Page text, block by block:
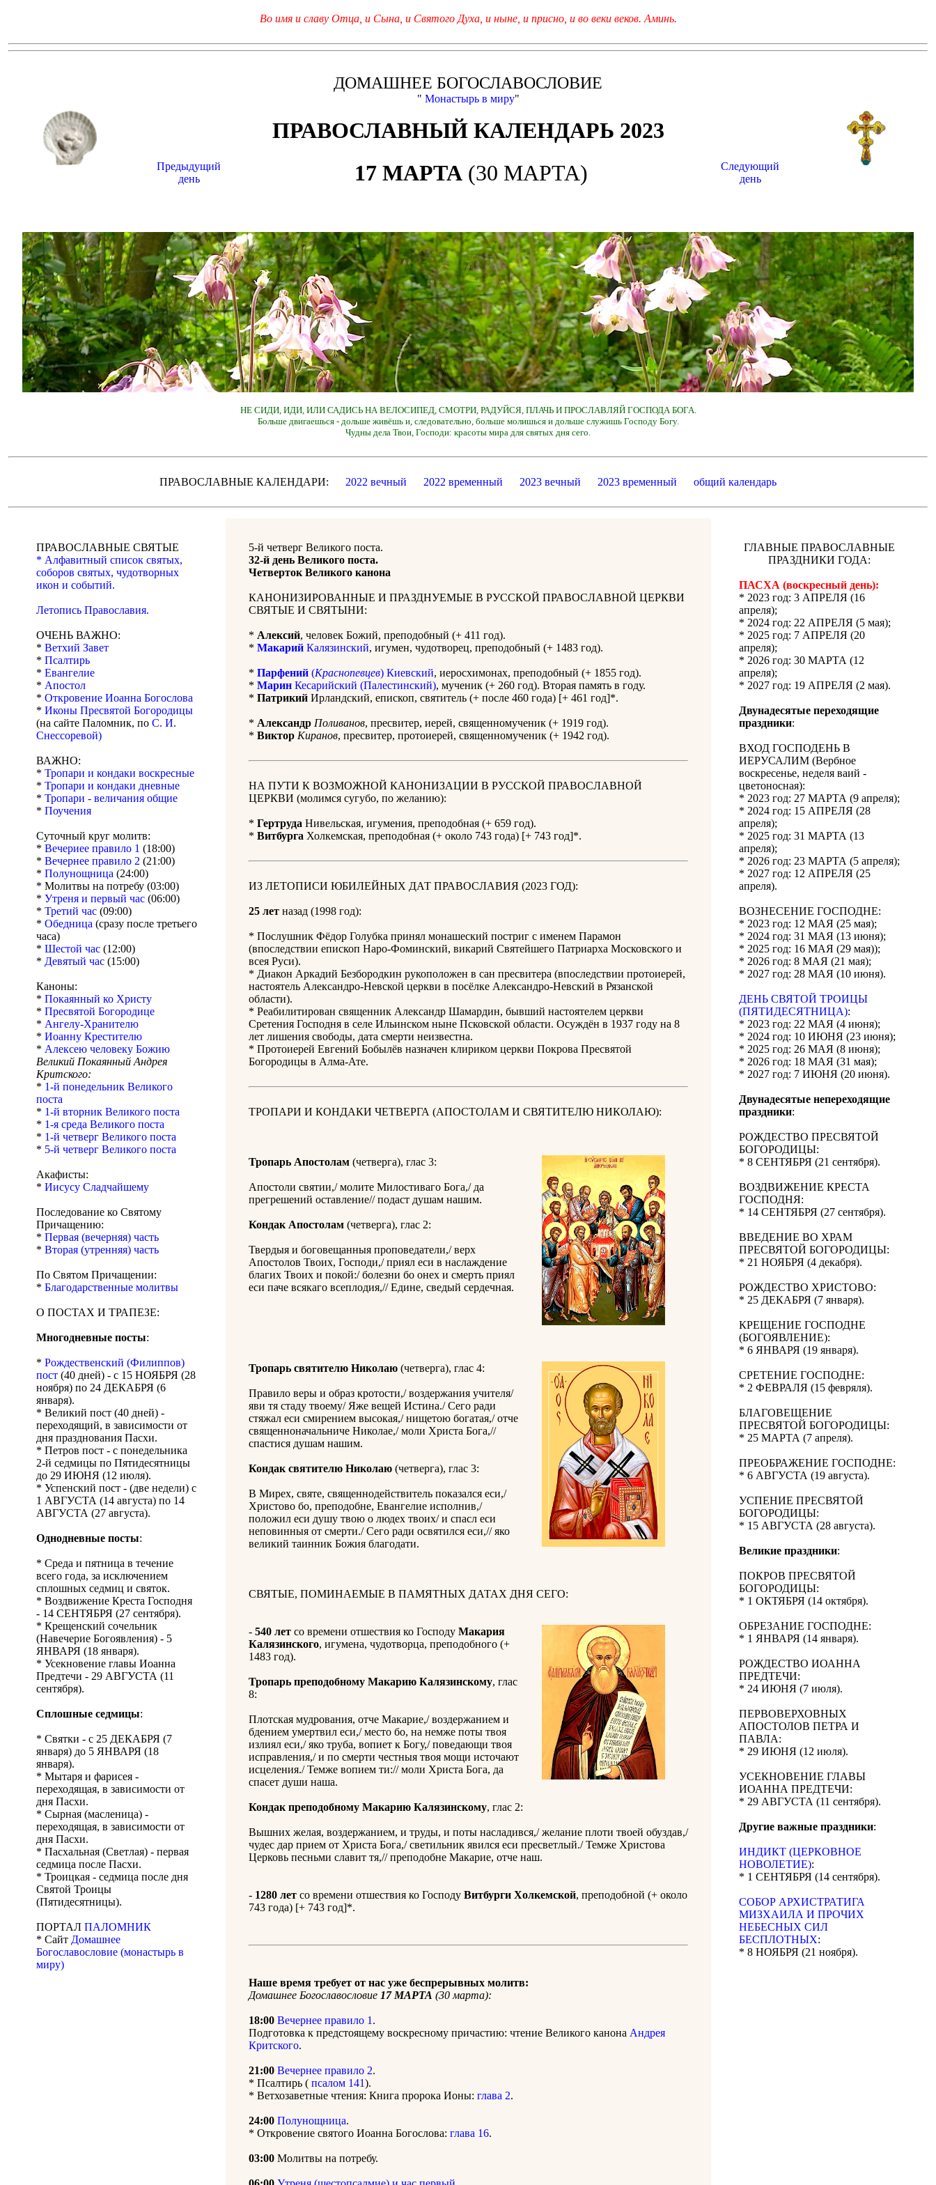
Во имя и славу Отца, и Сына, и Святого Духа, и ныне, и присно, и во веки веков. Аминь.
ДОМАШНЕЕ БОГОСЛАВОСЛОВИЕ
" Монастырь в миру"
ПРАВОСЛАВНЫЙ КАЛЕНДАРЬ 2023
Предыдущий
день
17 МАРТА(30 МАРТА)
Следующий
день
НЕ СИДИ, ИДИ, ИЛИ САДИСЬ НА ВЕЛОСИПЕД, СМОТРИ, РАДУЙСЯ, ПЛАЧЬ И ПРОСЛАВЛЯЙ ГОСПОДА БОГА.
Больше двигаешься - дольше живёшь и, следовательно, больше молишься и дольше служишь Господу Богу.
Чудны дела Твои, Господи: красоты мира для святых дня сего.
ПРАВОСЛАВНЫЕ КАЛЕНДАРИ: 2022 вечный 2022 временный 2023 вечный 2023 временный общий календарь
ПРАВОСЛАВНЫЕ СВЯТЫЕ
* Алфавитный список святых,
соборов святых, чудотворных
икон и событий.
Летопись Православия.
ОЧЕНЬ ВАЖНО:
* Ветхий Завет
* Псалтирь
* Евангелие
* Апостол
* Откровение Иоанна Богослова
* Иконы Пресвятой Богородицы
(на сайте Паломник, по С. И.
Снессоревой)
ВАЖНО:
* Тропари и кондаки воскресные
* Тропари и кондаки дневные
* Тропари - величания общие
* Поучения
Суточный круг молитв:
* Вечериее правило 1 (18:00)
* Вечернее правило 2 (21:00)
* Полунощница (24:00)
* Молитвы на потребу (03:00)
* Утреня и первый час (06:00)
* Третий час (09:00)
* Обедница (сразу после третьего
часа)
* Шестой час (12:00)
* Девятый час (15:00)
Каноны:
* Покаянный ко Христу
* Пресвятой Богородице
* Ангелу-Хранителю
* Иоанну Крестителю
* Алексею человеку Божию
Великий Покаянный Андрея
Критского:
* 1-й понедельник Великого
поста
* 1-й вторник Великого поста
* 1-я среда Великого поста
* 1-й четверг Великого поста
* 5-й четверг Великого поста
Акафисты:
* Иисусу Сладчайшему
Последование ко Святому
Причащению:
* Первая (вечерняя) часть
* Вторая (утренняя) часть
По Святом Причащении:
* Благодарственные молитвы
О ПОСТАХ И ТРАПЕЗЕ:
Многодневные посты:
* Рождественский (Филиппов)
пост (40 дней) - с 15 НОЯБРЯ (28
ноября) по 24 ДЕКАБРЯ (6
января).
* Великий пост (40 дней) -
переходящий, в зависимости от
дня празднования Пасхи.
* Петров пост - с понедельника
2-й седмицы по Пятидесятницы
до 29 ИЮНЯ (12 июля).
* Успенский пост - (две недели) с
1 АВГУСТА (14 августа) по 14
АВГУСТА (27 августа).
Однодневные посты:
* Среда и пятница в течение
всего года, за исключением
сплошных седмиц и святок.
* Воздвижение Креста Господня
- 14 СЕНТЯБРЯ (27 сентября).
* Крещенский сочельник
(Навечерие Богоявления) - 5
ЯНВАРЯ (18 января).
* Усекновение главы Иоанна
Предтечи - 29 АВГУСТА (11
сентября).
Сплошные седмицы:
* Святки - с 25 ДЕКАБРЯ (7
января) до 5 ЯНВАРЯ (18
января).
* Мытаря и фарисея -
переходящая, в зависимости от
дня Пасхи.
* Сырная (масленица) -
переходящая, в зависимости от
дня Пасхи.
* Пасхальная (Светлая) - первая
седмица после Пасхи.
* Троицкая - седмица после дня
Святой Троицы
(Пятидесятницы).
ПОРТАЛ ПАЛОМНИК
* Сайт Домашнее
Богославословие (монастырь в
миру)
5-й четверг Великого поста.
32-й день Великого поста.
Четверток Великого канона
КАНОНИЗИРОВАННЫЕ И ПРАЗДНУЕМЫЕ В РУССКОЙ ПРАВОСЛАВНОЙ ЦЕРКВИ
СВЯТЫЕ И СВЯТЫНИ:
* Алексий, человек Божий, преподобный (+ 411 год).
* Макарий Калязинский, игумен, чудотворец, преподобный (+ 1483 год).
* Парфений (Краснопевцев) Киевский, иеросхимонах, преподобный (+ 1855 год).
* Марин Кесарийский (Палестинский), мученик (+ 260 год). Вторая память в году.
* Патрикий Ирландский, епископ, святитель (+ после 460 года) [+ 461 год]*.
* Александр Поливанов, пресвитер, иерей, священномученик (+ 1919 год).
* Виктор Киранов, пресвитер, протоиерей, священномученик (+ 1942 год).
НА ПУТИ К ВОЗМОЖНОЙ КАНОНИЗАЦИИ В РУССКОЙ ПРАВОСЛАВНОЙ
ЦЕРКВИ (молимся сугубо, по желанию):
* Гертруда Нивельская, игумения, преподобная (+ 659 год).
* Витбурга Холкемская, преподобная (+ около 743 года) [+ 743 год]*.
ИЗ ЛЕТОПИСИ ЮБИЛЕЙНЫХ ДАТ ПРАВОСЛАВИЯ (2023 ГОД):
25 лет назад (1998 год):
* Послушник Фёдор Голубка принял монашеский постриг с именем Парамон
(впоследствии епископ Наро-Фоминский, викарий Святейшего Патриарха Московского и
всея Руси).
* Диакон Аркадий Безбородкин рукоположен в сан пресвитера (впоследствии протоиерей,
настоятель Александро-Невской церкви в посёлке Александро-Невский в Рязанской
области).
* Реабилитирован священник Александр Шамардин, бывший настоятелем церкви
Сретения Господня в селе Ильинском ныне Псковской области. Осуждён в 1937 году на 8
лет лишения свободы, дата смерти неизвестна.
* Протоиерей Евгений Бобылёв назначен клириком церкви Покрова Пресвятой
Богородицы в Алма-Ате.
ТРОПАРИ И КОНДАКИ ЧЕТВЕРГА (АПОСТОЛАМ И СВЯТИТЕЛЮ НИКОЛАЮ):
Тропарь Апостолам (четверга), глас 3:
Апостоли святии,/ молите Милостиваго Бога,/ да
прегрешений оставление// подаст душам нашим.
Кондак Апостолам (четверга), глас 2:
Твердыя и боговещанныя проповедатели,/ верх
Апостолов Твоих, Господи,/ приял еси в наслаждение
благих Твоих и покой:/ болезни бо онех и смерть приял
еси паче всякаго всеплодия,// Едине, сведый сердечная.
Тропарь святителю Николаю (четверга), глас 4:
Правило веры и образ кротости,/ воздержания учителя/
яви тя стаду твоему/ Яже вещей Истина./ Сего ради
стяжал еси смирением высокая,/ нищетою богатая,/ отче
священноначальниче Николае,/ моли Христа Бога,//
спастися душам нашим.
Кондак святителю Николаю (четверга), глас 3:
В Мирех, святе, священнодействитель показался еси,/
Христово бо, преподобне, Евангелие исполнив,/
положил еси душу твою о людех твоих/ и спасл еси
неповинныя от смерти./ Сего ради освятился еси,// яко
великий таинник Божия благодати.
СВЯТЫЕ, ПОМИНАЕМЫЕ В ПАМЯТНЫХ ДАТАХ ДНЯ СЕГО:
- 540 лет со времени отшествия ко Господу Макария
Калязинского, игумена, чудотворца, преподобного (+
1483 год).
Тропарь преподобному Макарию Калязинскому, глас
8:
Плотская мудрования, отче Макарие,/ воздержанием и
бдением умертвил еси,/ место бо, на немже поты твоя
излиял еси,/ яко труба, вопиет к Богу,/ поведающи твоя
исправления,/ и по смерти честныя твоя мощи источают
исцеления./ Темже вопием ти:// моли Христа Бога, да
спасет души наша.
Кондак преподобному Макарию Калязинскому, глас 2:
Вышних желая, воздержанием, и труды, и поты насладився,/ желание плоти твоей обуздав,/
чудес дар прием от Христа Бога,/ светильник явился еси пресветлый./ Темже Христова
Церковь песньми славит тя,// преподобне Макарие, отче наш.
- 1280 лет со времени отшествия ко Господу Витбурги Холкемской, преподобной (+ около
743 года) [+ 743 год]*.
Наше время требует от нас уже беспрерывных молитв:
Домашнее Богославословие 17 МАРТА (30 марта):
18:00 Вечернее правило 1.
Подготовка к предстоящему воскресному причастию: чтение Великого канона Андрея
Критского.
21:00 Вечернее правило 2.
* Псалтирь ( псалом 141).
* Ветхозаветные чтения: Книга пророка Ионы: глава 2.
24:00 Полунощница.
* Откровение святого Иоанна Богослова: глава 16.
03:00 Молитвы на потребу.
ГЛАВНЫЕ ПРАВОСЛАВНЫЕ
ПРАЗДНИКИ ГОДА:
ПАСХА (воскресный день):
* 2023 год: 3 АПРЕЛЯ (16
апреля);
* 2024 год: 22 АПРЕЛЯ (5 мая);
* 2025 год: 7 АПРЕЛЯ (20
апреля);
* 2026 год: 30 МАРТА (12
апреля);
* 2027 год: 19 АПРЕЛЯ (2 мая).
Двунадесятые переходящие
праздники:
ВХОД ГОСПОДЕНЬ В
ИЕРУСАЛИМ (Вербное
воскресенье, неделя ваий -
цветоносная):
* 2023 год: 27 МАРТА (9 апреля);
* 2024 год: 15 АПРЕЛЯ (28
апреля);
* 2025 год: 31 МАРТА (13
апреля);
* 2026 год: 23 МАРТА (5 апреля);
* 2027 год: 12 АПРЕЛЯ (25
апреля).
ВОЗНЕСЕНИЕ ГОСПОДНЕ:
* 2023 год: 12 МАЯ (25 мая);
* 2024 год: 31 МАЯ (13 июня);
* 2025 год: 16 МАЯ (29 мая));
* 2026 год: 8 МАЯ (21 мая);
* 2027 год: 28 МАЯ (10 июня).
ДЕНЬ СВЯТОЙ ТРОИЦЫ
(ПЯТИДЕСЯТНИЦА):
* 2023 год: 22 МАЯ (4 июня);
* 2024 год: 10 ИЮНЯ (23 июня);
* 2025 год: 26 МАЯ (8 июня);
* 2026 год: 18 МАЯ (31 мая);
* 2027 год: 7 ИЮНЯ (20 июня).
Двунадесятые непереходящие
праздники:
РОЖДЕСТВО ПРЕСВЯТОЙ
БОГОРОДИЦЫ:
* 8 СЕНТЯБРЯ (21 сентября).
ВОЗДВИЖЕНИЕ КРЕСТА
ГОСПОДНЯ:
* 14 СЕНТЯБРЯ (27 сентября).
ВВЕДЕНИЕ ВО ХРАМ
ПРЕСВЯТОЙ БОГОРОДИЦЫ:
* 21 НОЯБРЯ (4 декабря).
РОЖДЕСТВО ХРИСТОВО:
* 25 ДЕКАБРЯ (7 января).
КРЕЩЕНИЕ ГОСПОДНЕ
(БОГОЯВЛЕНИЕ):
* 6 ЯНВАРЯ (19 января).
СРЕТЕНИЕ ГОСПОДНЕ:
* 2 ФЕВРАЛЯ (15 февряля).
БЛАГОВЕЩЕНИЕ
ПРЕСВЯТОЙ БОГОРОДИЦЫ:
* 25 МАРТА (7 апреля).
ПРЕОБРАЖЕНИЕ ГОСПОДНЕ:
* 6 АВГУСТА (19 августа).
УСПЕНИЕ ПРЕСВЯТОЙ
БОГОРОДИЦЫ:
* 15 АВГУСТА (28 августа).
Великие праздники:
ПОКРОВ ПРЕСВЯТОЙ
БОГОРОДИЦЫ:
* 1 ОКТЯБРЯ (14 октября).
ОБРЕЗАНИЕ ГОСПОДНЕ:
* 1 ЯНВАРЯ (14 января).
РОЖДЕСТВО ИОАННА
ПРЕДТЕЧИ:
* 24 ИЮНЯ (7 июля).
ПЕРВОВЕРХОВНЫХ
АПОСТОЛОВ ПЕТРА И
ПАВЛА:
* 29 ИЮНЯ (12 июля).
УСЕКНОВЕНИЕ ГЛАВЫ
ИОАННА ПРЕДТЕЧИ:
* 29 АВГУСТА (11 сентября).
Другие важные праздники:
ИНДИКТ (ЦЕРКОВНОЕ
НОВОЛЕТИЕ):
* 1 СЕНТЯБРЯ (14 сентября).
CОБОР АРХИСТРАТИГА
МИЗХАИЛА И ПРОЧИХ
НЕБЕСНЫХ СИЛ
БЕСПЛОТНЫХ:
* 8 НОЯБРЯ (21 ноября).